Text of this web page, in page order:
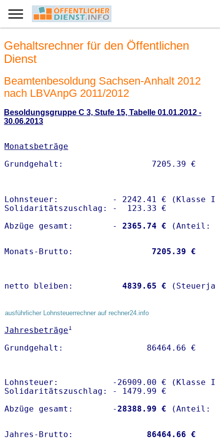
Gehaltsrechner für den Öffentlichen
Dienst
Beamtenbesoldung Sachsen-Anhalt 2012
nach LBVAnpG 2011/2012
Besoldungsgruppe C 3, Stufe 15, Tabelle 01.01.2012 -
30.06.2013
Monatsbeträge
Lohnsteuer:           - 2242.41 € (Klasse I)
Solidaritätszuschlag: -  123.33 €
Abzüge gesamt:        -
2365.74 €
Monats-Brutto: 7205.39 €
netto bleiben: 4839.65 €
ausführlicher Lohnsteuerrechner auf rechner24.info
Jahresbeträge1
Lohnsteuer:           -26909.00 € (Klasse I)
Solidaritätszuschlag: - 1479.99 €
Abzüge gesamt:        -28388.99 €
Jahres-Brutto: 86464.66 €